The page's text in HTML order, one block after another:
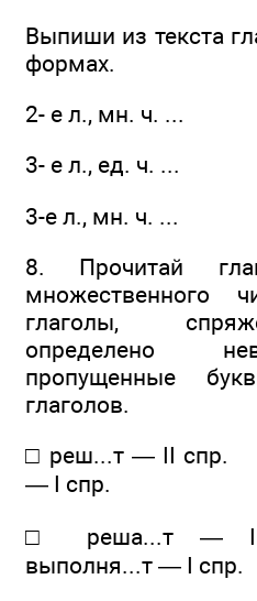
Выпиши из текста
формах.
2- е л., мн. ч. ...
3- е л., ед. ч. ...
3-е л., мн. ч. ...
8. Прочитай
множественного
глаголы,
определено
пропущенные
глаголов.
□ реш...т — II
— I спр.
□ реша...т
выполня...т — I спр.